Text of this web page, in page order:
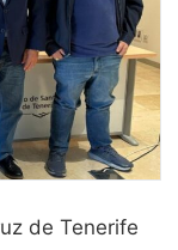
de Tenerife